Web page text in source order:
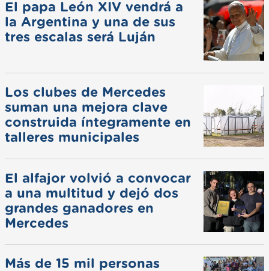
El papa León XIV vendrá a
la Argentina y una de sus
tres escalas será Luján
Los clubes de Mercedes
suman una mejora clave
construida íntegramente en
talleres municipales
El alfajor volvió a convocar
a una multitud y dejó dos
grandes ganadores en
Mercedes
Más de 15 mil personas